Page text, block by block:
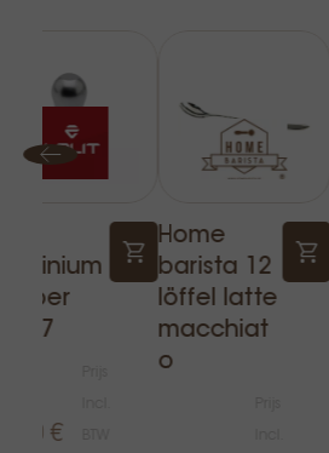
€
Home
barista 12
löffel latte
macchiat
o